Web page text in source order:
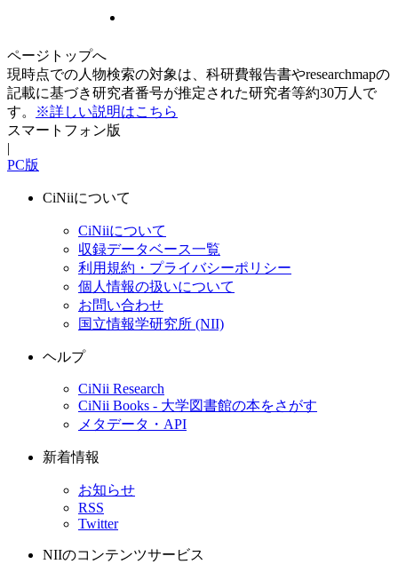
ページトップへ
現時点での人物検索の対象は、科研費報告書やresearchmapの
記載に基づき研究者番号が推定された研究者等約30万人で
す。
※詳しい説明はこちら
スマートフォン版
|
PC版
CiNiiについて
CiNiiについて
収録データベース一覧
利用規約・プライバシーポリシー
個人情報の扱いについて
お問い合わせ
国立情報学研究所 (NII)
ヘルプ
CiNii Research
CiNii Books - 大学図書館の本をさがす
メタデータ・API
新着情報
お知らせ
RSS
Twitter
NIIのコンテンツサービス